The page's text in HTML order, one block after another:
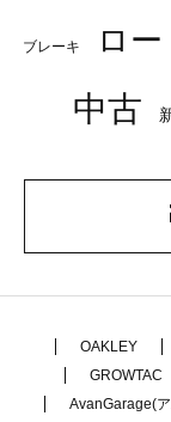
ブレーキ ロ
中古
OAKLEY
GROWTAC
AvanGarage(